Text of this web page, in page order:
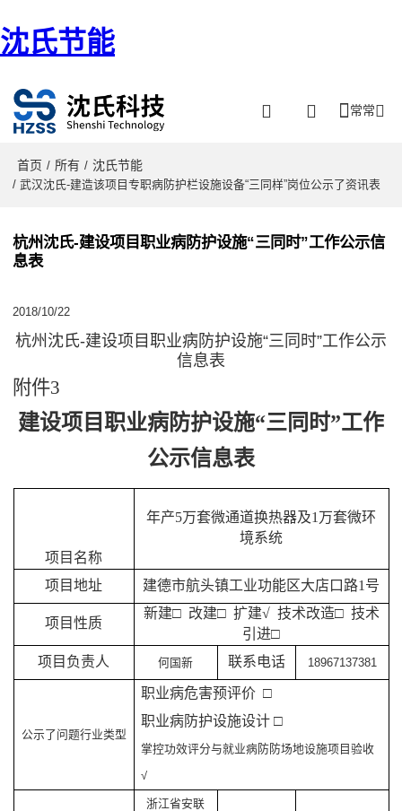
沈氏节能
常常
首页 / 所有 / 沈氏节能
/ 武汉沈氏-建造该项目专职病防护栏设施设备“三同样”岗位公示了资讯表
杭州沈氏-建设项目职业病防护设施“三同时”工作公示信
息表
2018/10/22
杭州沈氏-建设项目职业病防护设施“三同时”工作公示
信息表
附件3
建设项目职业病防护设施“三同时”工作
公示信息表
项目名称
年产5万套微通道换热器及1万套微环
境系统
项目地址 建德市航头镇工业功能区大店口路1号
项目性质
新建□ 改建□ 扩建√ 技术改造□ 技术
引进□
项目负责人
何国新 联系电话 18967137381
公示了问题行业类型
职业病危害预评价 □
职业病防护设施设计 □
掌控功效评分与就业病防防场地设施项目验收
√
浙江省安联